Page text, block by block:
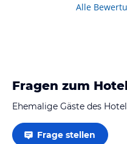
Alle
Fragen zum
Ehemalige Gäste des
Frage stellen